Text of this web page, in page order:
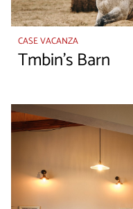
CASE VACANZA
Tmbin's Barn